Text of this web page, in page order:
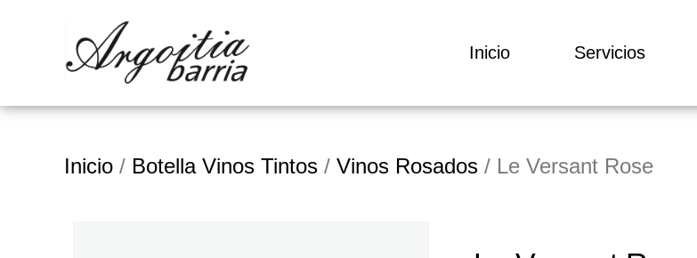
Inicio Servicios
Inicio / Botella Vinos Tintos / Vinos Rosados / Le Versant Rose